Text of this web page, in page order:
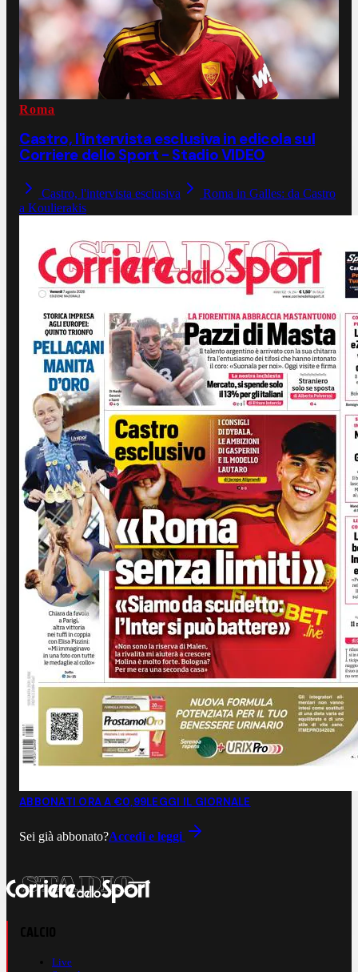
Roma
Castro, l'intervista esclusiva in edicola sul
Corriere dello Sport - Stadio VIDEO
Castro, l'intervista esclusiva
Roma in Galles: da Castro
a Koulierakis
ABBONATI ORA A €0,99LEGGI IL GIORNALE
Sei già abbonato?Accedi e leggi
Live